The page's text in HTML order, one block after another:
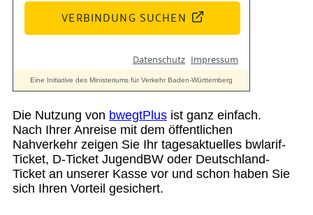
Die Nutzung von bwegtPlus ist ganz einfach.
Nach Ihrer Anreise mit dem öffentlichen
Nahverkehr zeigen Sie Ihr tagesaktuelles bwlarif-
Ticket, D-Ticket JugendBW oder Deutschland-
Ticket an unserer Kasse vor und schon haben Sie
sich Ihren Vorteil gesichert.